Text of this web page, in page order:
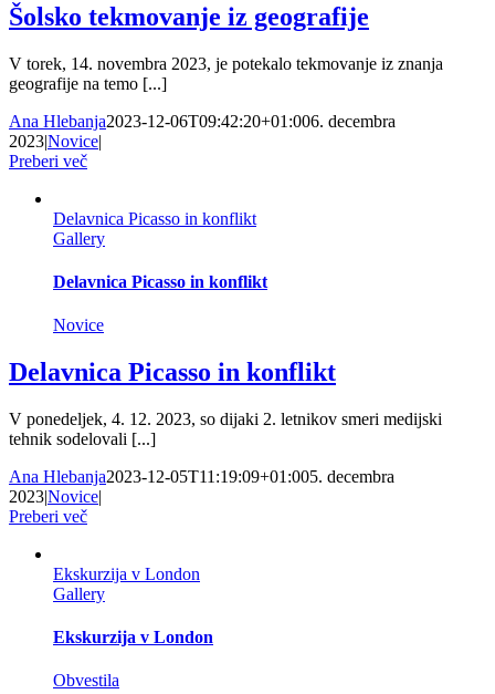
Šolsko tekmovanje iz geografije
V torek, 14. novembra 2023, je potekalo tekmovanje iz znanja
geografije na temo [...]
Ana Hlebanja2023-12-06T09:42:20+01:006. decembra
2023|Novice|
Preberi več
Delavnica Picasso in konflikt
Gallery
Delavnica Picasso in konflikt
Novice
Delavnica Picasso in konflikt
V ponedeljek, 4. 12. 2023, so dijaki 2. letnikov smeri medijski
tehnik sodelovali [...]
Ana Hlebanja2023-12-05T11:19:09+01:005. decembra
2023|Novice|
Preberi več
Ekskurzija v London
Gallery
Ekskurzija v London
Obvestila